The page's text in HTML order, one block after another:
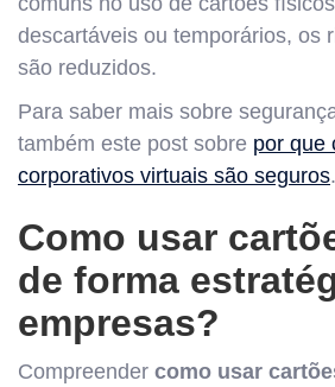
descartáveis ou temporários, os
são reduzidos.
Para saber mais sobre
também este post sobre por que
corporativos virtuais são seguros.
Como usar
de forma
empresas?
Compreender como usar